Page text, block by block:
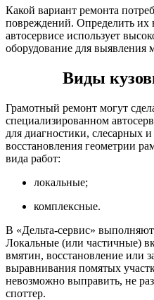
Какой вариант ремонта
повреждений. Определить их
автосервисе использует
оборудование для выявления
Виды
Грамотный ремонт могут
специализированном
для диагностики, слесарных
восстановления геометрии
вида работ:
локальные;
комплексные.
В «Дельта-сервис»
Локальные (или частичные)
вмятин, восстановление или
выравнивания помятых
невозможно выправить, не
споттер.